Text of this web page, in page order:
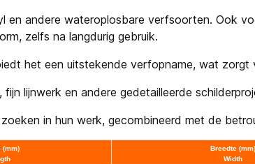
en andere wateroplosbare verfsoorten. Ook
zelfs na langdurig gebruik.
het een uitstekende verfopname, wat
lijnwerk en andere gedetailleerde
in hun werk, gecombineerd met de
(mm)
Breedte (mm)
Width